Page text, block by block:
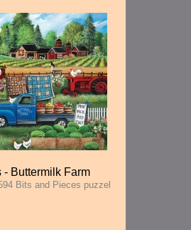
- Buttermilk Farm
Stukjes
Bits and Pieces puzzel